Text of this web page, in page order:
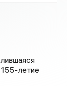
летие